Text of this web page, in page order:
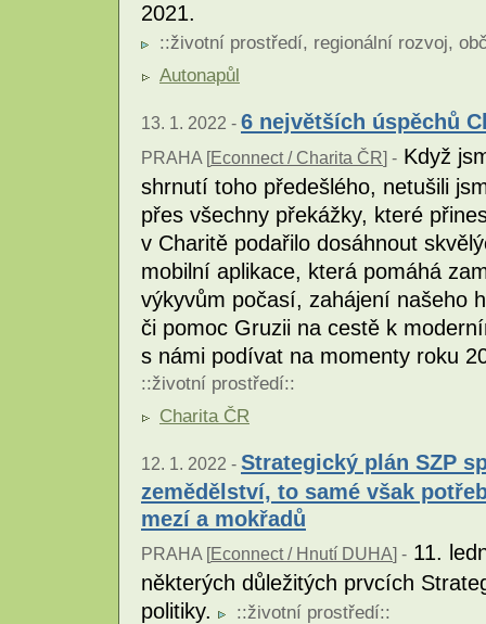
2021.
::životní prostředí, regionální rozvoj,
Autonapůl
13. 1. 2022 - 6 největších úspěchů
PRAHA [Econnect / Charita ČR] - Když
shrnutí toho předešlého, netušili
přes všechny překážky, které
v Charitě podařilo dosáhnout
mobilní aplikace, která pomáhá
výkyvům počasí, zahájení našeho
či pomoc Gruzii na cestě k
s námi podívat na momenty roku
::životní prostředí::
Charita ČR
12. 1. 2022 - Strategický plán SZP
zemědělství, to samé však
mezí a mokřadů
PRAHA [Econnect / Hnutí DUHA] - 11.
některých důležitých prvcích
politiky.
::životní prostředí::